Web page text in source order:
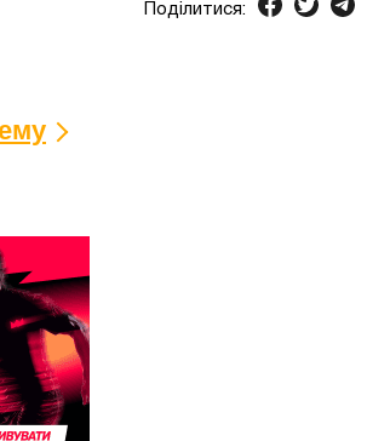
Поділитися: